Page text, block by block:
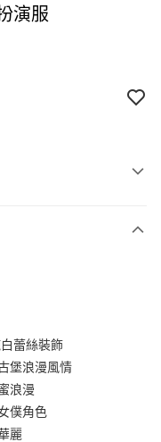
演服
蕾絲裝飾
堡浪漫風情
浪漫
僕角色
麗